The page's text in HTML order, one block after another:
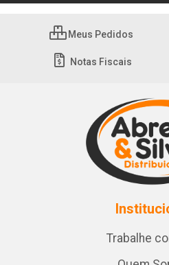
Meus Pedidos
Notas Fiscais
Trabalhe